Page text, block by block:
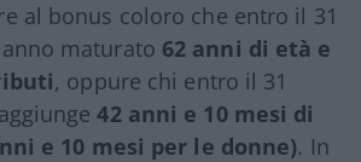
al bonus coloro che entro il 31
maturato 62 anni di età e
, oppure chi entro il 31
42 anni e 10 mesi di
e 10 mesi per le donne). In